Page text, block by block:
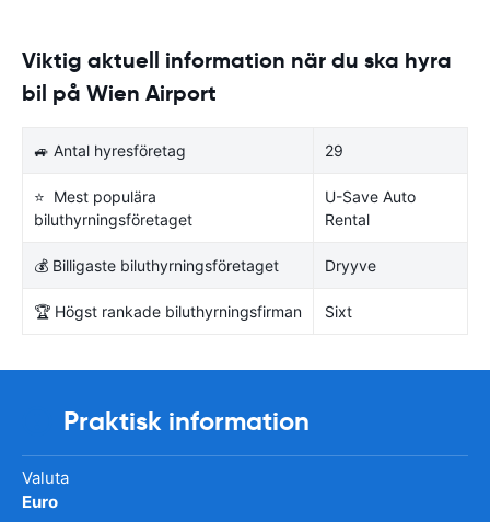
Viktig aktuell information när du ska hyra
bil på Wien Airport
🚙 Antal hyresföretag 29
⭐ Mest populära
biluthyrningsföretaget
U-Save Auto
Rental
💰 Billigaste biluthyrningsföretaget Dryyve
🏆 Högst rankade biluthyrningsfirman Sixt
Praktisk information
Valuta
Euro